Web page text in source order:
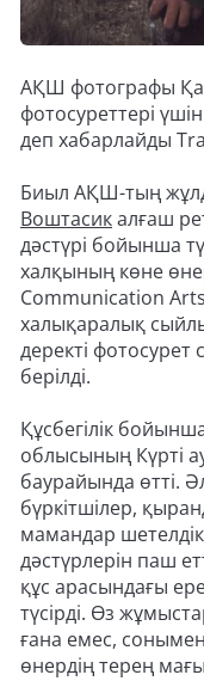
АҚШ фотографы
фотосуреттері
деп хабарлайды
Биыл АҚШ-тың
Воштасикалғаш
дәстүрі бойынша
халқының көне
Communication
халықаралық
деректі фотосурет
берілді.
Құсбегілік
облысының Күрті
баурайында өтті.
бүркітшілер,
мамандар
дәстүрлерін паш
құс арасындағы
түсірді. Өз
ғана емес,
өнердің терең